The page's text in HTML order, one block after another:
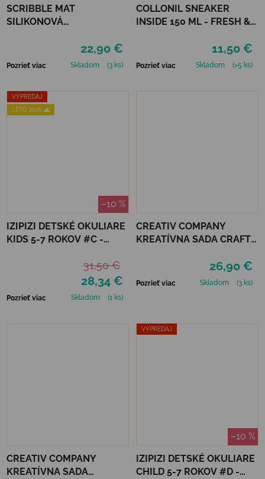
SCRIBBLE MAT
SILIKONOVÁ
AUSTRÁLSKE ZVIERATÁ
22,90 €
Pozrieť viac Skladom (3 ks)
COLLONIL SNEAKER
INSIDE 150 ML - FRESH &
11,50 €
Pozrieť viac Skladom (>5 ks)
VÝPREDAJ
LETO 2026 🌊
–10 %
IZIPIZI DETSKÉ OKULIARE
KIDS 5-7 ROKOV #C -
28,34 €
31,50 €
Pozrieť viac Skladom (1 ks)
CREATIV COMPANY
KREATÍVNA SADA CRAFT
26,90 €
Pozrieť viac Skladom (3 ks)
CREATIV COMPANY
KREATÍVNA SADA
VÝPREDAJ
–10 %
IZIPIZI DETSKÉ OKULIARE
CHILD 5-7 ROKOV #D -